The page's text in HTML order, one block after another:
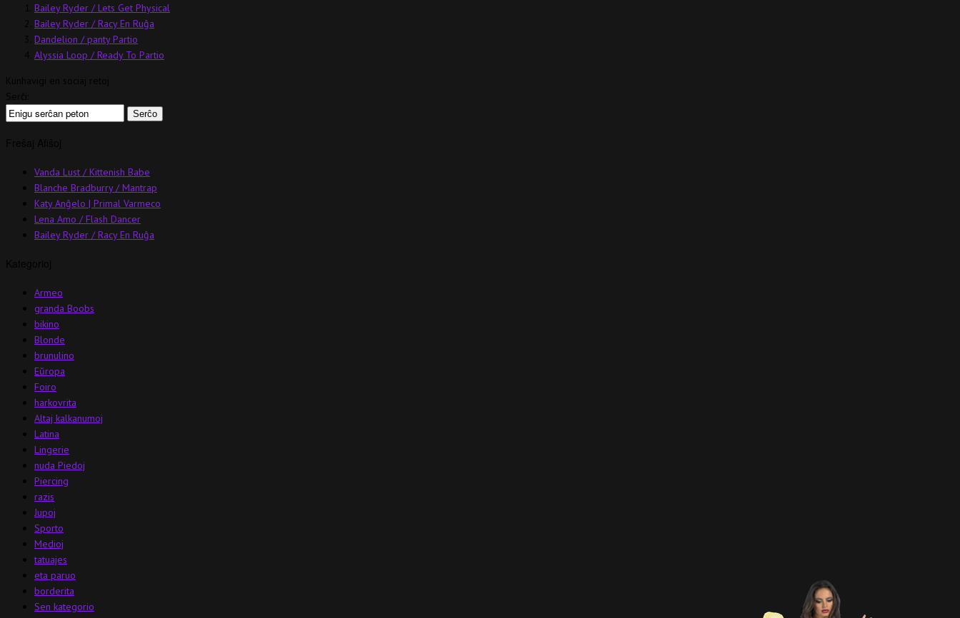
Bailey Ryder / Lets Get Physical
Bailey Ryder / Racy En Ruĝa
Dandelion / panty Partio
Alyssia Loop / Ready To Partio
Vanda Lust / Kittenish Babe
Blanche Bradburry / Mantrap
Katy Anĝelo | Primal Varmeco
Lena Amo / Flash Dancer
Bailey Ryder / Racy En Ruĝa
Armeo
granda Boobs
bikino
Blonde
brunulino
Eŭropa
Foiro
harkovrita
Altaj kalkanumoj
Latina
Lingerie
nuda Piedoj
Piercing
razis
Jupoj
Sporto
Medioj
tatuajes
eta paruo
borderita
Sen kategorio